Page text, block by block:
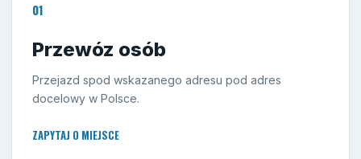
01
Przewóz osób
Przejazd spod wskazanego adresu pod adres
docelowy w Polsce.
ZAPYTAJ O MIEJSCE